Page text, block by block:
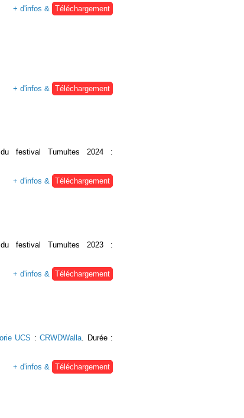
+ d'infos &
Téléchargement
+ d'infos &
Téléchargement
festival Tumultes 2024 :
+ d'infos & Téléchargement
festival Tumultes 2023 :
+ d'infos & Téléchargement
UCS : CRWDWalla. Durée :
+ d'infos & Téléchargement